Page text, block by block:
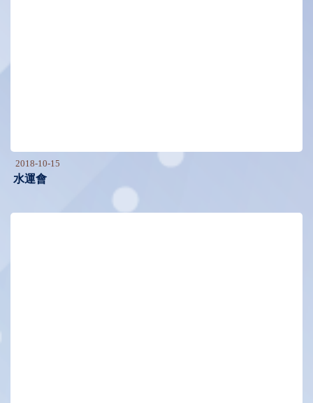
2018-10-15
水運會